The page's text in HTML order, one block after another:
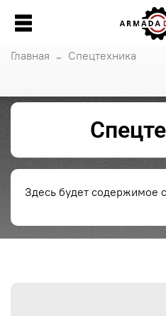
Главная Спецтехника
Здесь будет содержимое